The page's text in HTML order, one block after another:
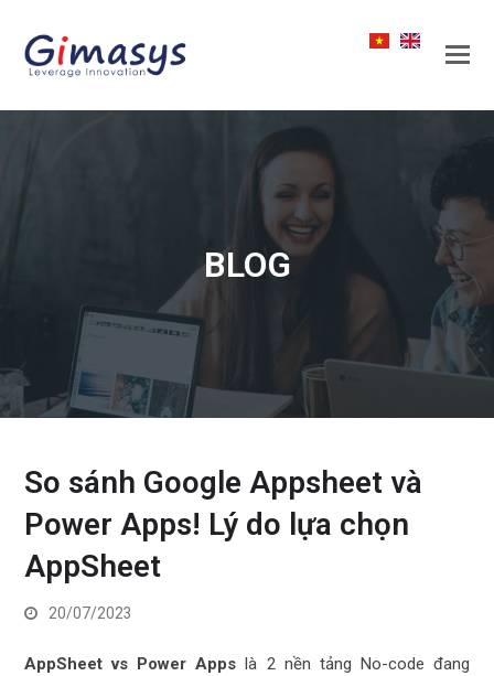
BLOG
So sánh Google Appsheet và
Power Apps! Lý do lựa chọn
AppSheet
20/07/2023
AppSheet vs Power Apps là 2 nền tảng No-code đang